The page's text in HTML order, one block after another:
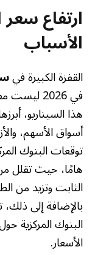
ارتفاع
الأسباب
القفزة الكبيرة في
في 2026
هذا السيناريو،
أسواق الأسهم،
توقعات البنوك
هامًا، حيث تقلل
الثابت وتزيد من
بالإضافة إلى
البنوك المركزية
الأسعار.